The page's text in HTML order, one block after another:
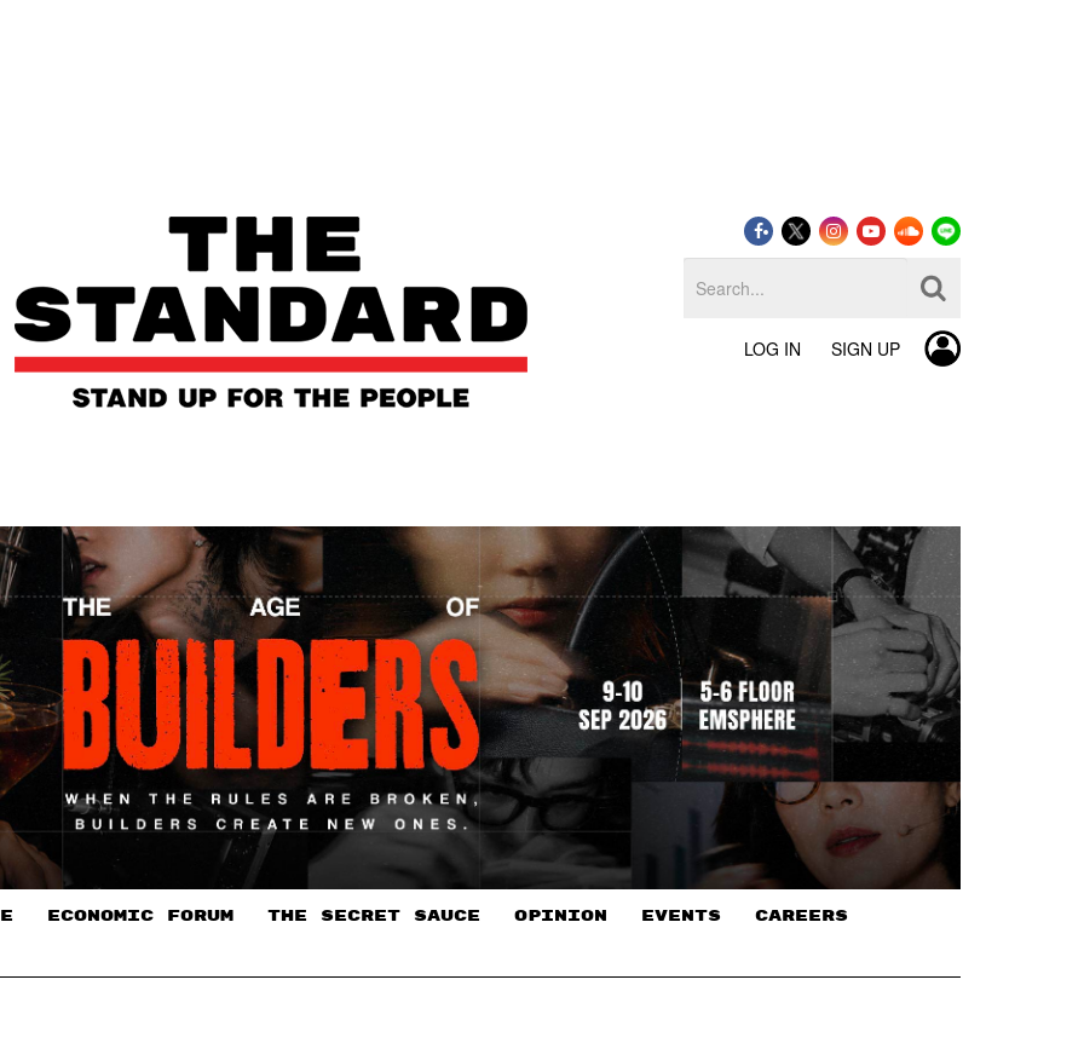
LOG IN SIGN UP
ECONOMIC FORUM THE SECRET SAUCE​ OPINION EVENTS CAREERS